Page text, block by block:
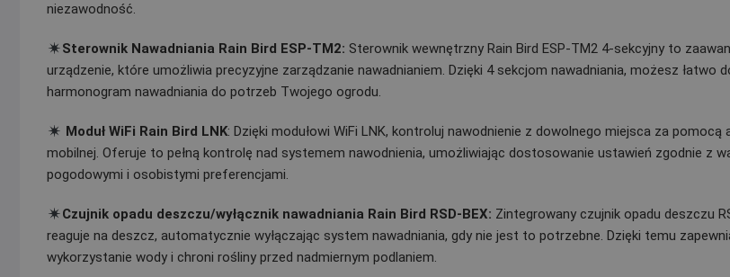
niezawodność.
Sterownik Nawadniania Rain Bird ESP-TM2: Sterownik wewnętrzny Rain Bird ESP-TM2 4-sekcyjny to
urządzenie, które umożliwia precyzyjne zarządzanie nawadnianiem. Dzięki 4 sekcjom nawadniania, możesz łatwo
harmonogram nawadniania do potrzeb Twojego ogrodu.
Moduł WiFi Rain Bird LNK: Dzięki modułowi WiFi LNK, kontroluj nawodnienie z dowolnego miejsca za pomocą
mobilnej. Oferuje to pełną kontrolę nad systemem nawodnienia, umożliwiając dostosowanie ustawień zgodnie z
pogodowymi i osobistymi preferencjami.
Czujnik opadu deszczu/wyłącznik nawadniania Rain Bird RSD-BEX: Zintegrowany czujnik opadu deszczu
reaguje na deszcz, automatycznie wyłączając system nawadniania, gdy nie jest to potrzebne. Dzięki temu
wykorzystanie wody i chroni rośliny przed nadmiernym podlaniem.